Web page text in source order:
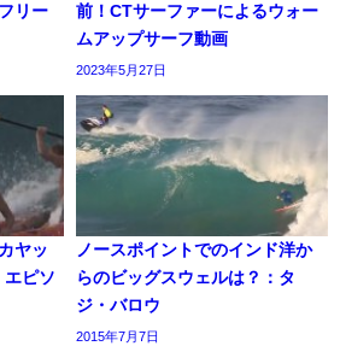
リー
前！CTサーファーによるウォー
ムアップサーフ動画
2023年5月27日
ヤッ
ピソ
ノースポイントでのインド洋か
らのビッグスウェルは？：タ
ジ・バロウ
2015年7月7日